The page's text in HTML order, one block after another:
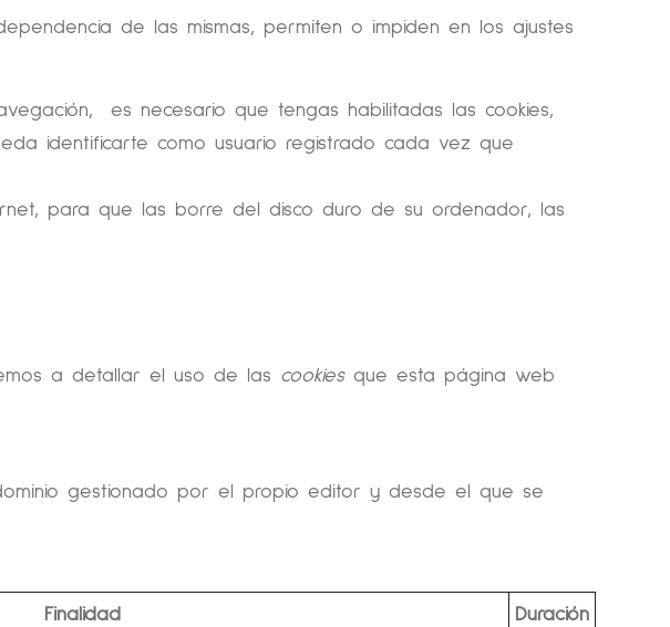
de las mismas, permiten o impiden en los ajustes
es necesario que tengas habilitadas las cookies,
identificarte como usuario registrado cada vez que
para que las borre del disco duro de su ordenador, las
a detallar el uso de las cookiesque esta página web
gestionado por el propio editor y desde el que se
Finalidad Duración